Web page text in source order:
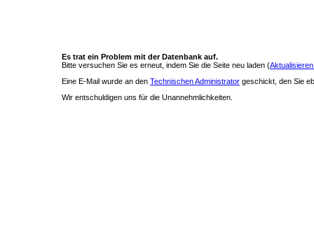
Es trat ein Problem mit der Datenbank auf.
Bitte versuchen Sie es erneut, indem Sie die Seite neu laden (
Eine E-Mail wurde an den Technischen Administrator geschickt, den Sie
Wir entschuldigen uns für die Unannehmlichkeiten.